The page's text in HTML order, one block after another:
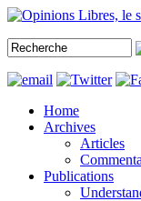
Home
Archives
Articles
Publications